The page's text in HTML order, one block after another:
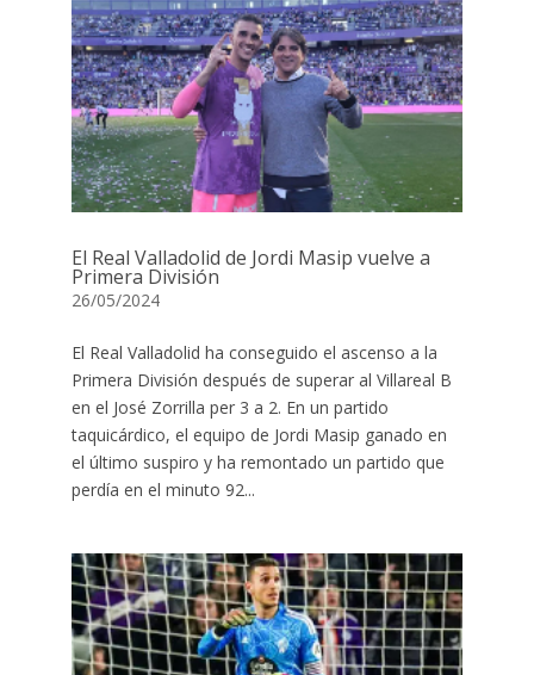
El Real Valladolid de Jordi Masip vuelve a
Primera División
26/05/2024
El Real Valladolid ha conseguido el ascenso a la
Primera División después de superar al Villareal B
en el José Zorrilla per 3 a 2. En un partido
taquicárdico, el equipo de Jordi Masip ganado en
el último suspiro y ha remontado un partido que
perdía en el minuto 92...